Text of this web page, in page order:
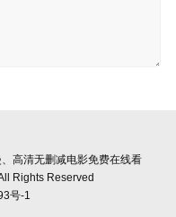
高清无删减电影免费在线看
Rights Reserved
号-1